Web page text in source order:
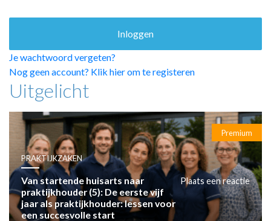
PRAKTIJKZAKEN
TARIEVEN
VPHUISARTSEN
MEDISCHE VAKHANDEL
INLOGGEN
REGISTRATIE
Je wachtwoord vergeten?
Nog geen account? Klik hier om te registeren
Uitgelicht
Premium
PRAKTIJKZAKEN
Van startende huisarts naar
praktijkhouder (5): De eerste vijf
jaar als praktijkhouder: lessen voor
een succesvolle start
Plaats een reactie